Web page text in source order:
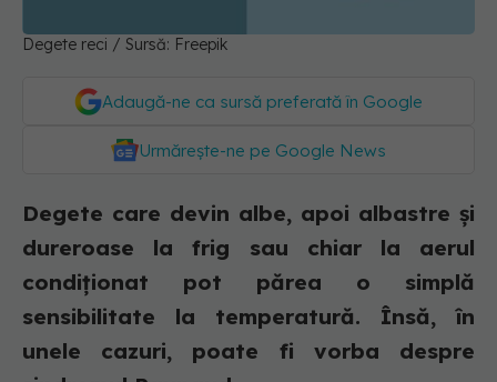
Degete reci / Sursă: Freepik
Adaugă-ne ca sursă preferată în Google
Urmărește-ne pe Google News
Degete care devin albe, apoi albastre și
dureroase la frig sau chiar la aerul
condiționat pot părea o simplă
sensibilitate la temperatură. Însă, în
unele cazuri, poate fi vorba despre